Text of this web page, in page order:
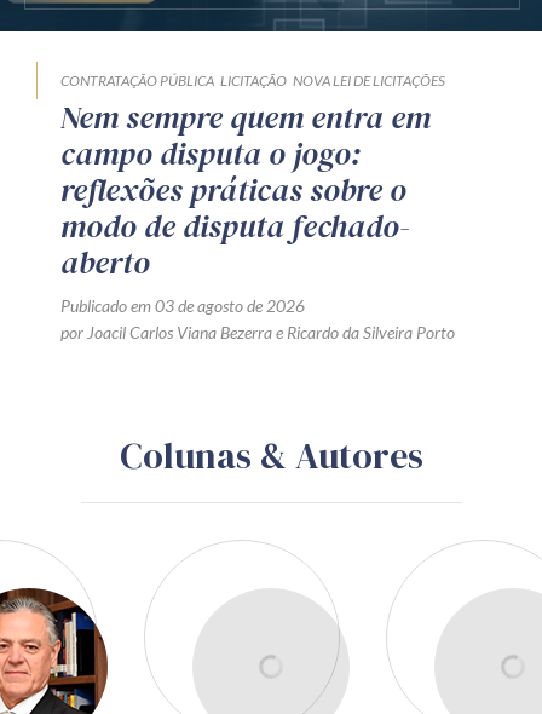
CONTRATAÇÃO PÚBLICA LICITAÇÃO NOVA LEI DE LICITAÇÕES
Nem sempre quem entra em
campo disputa o jogo:
reflexões práticas sobre o
modo de disputa fechado-
aberto
Publicado em 03 de agosto de 2026
por Joacil Carlos Viana Bezerrae Ricardo da Silveira Porto
Colunas & Autores